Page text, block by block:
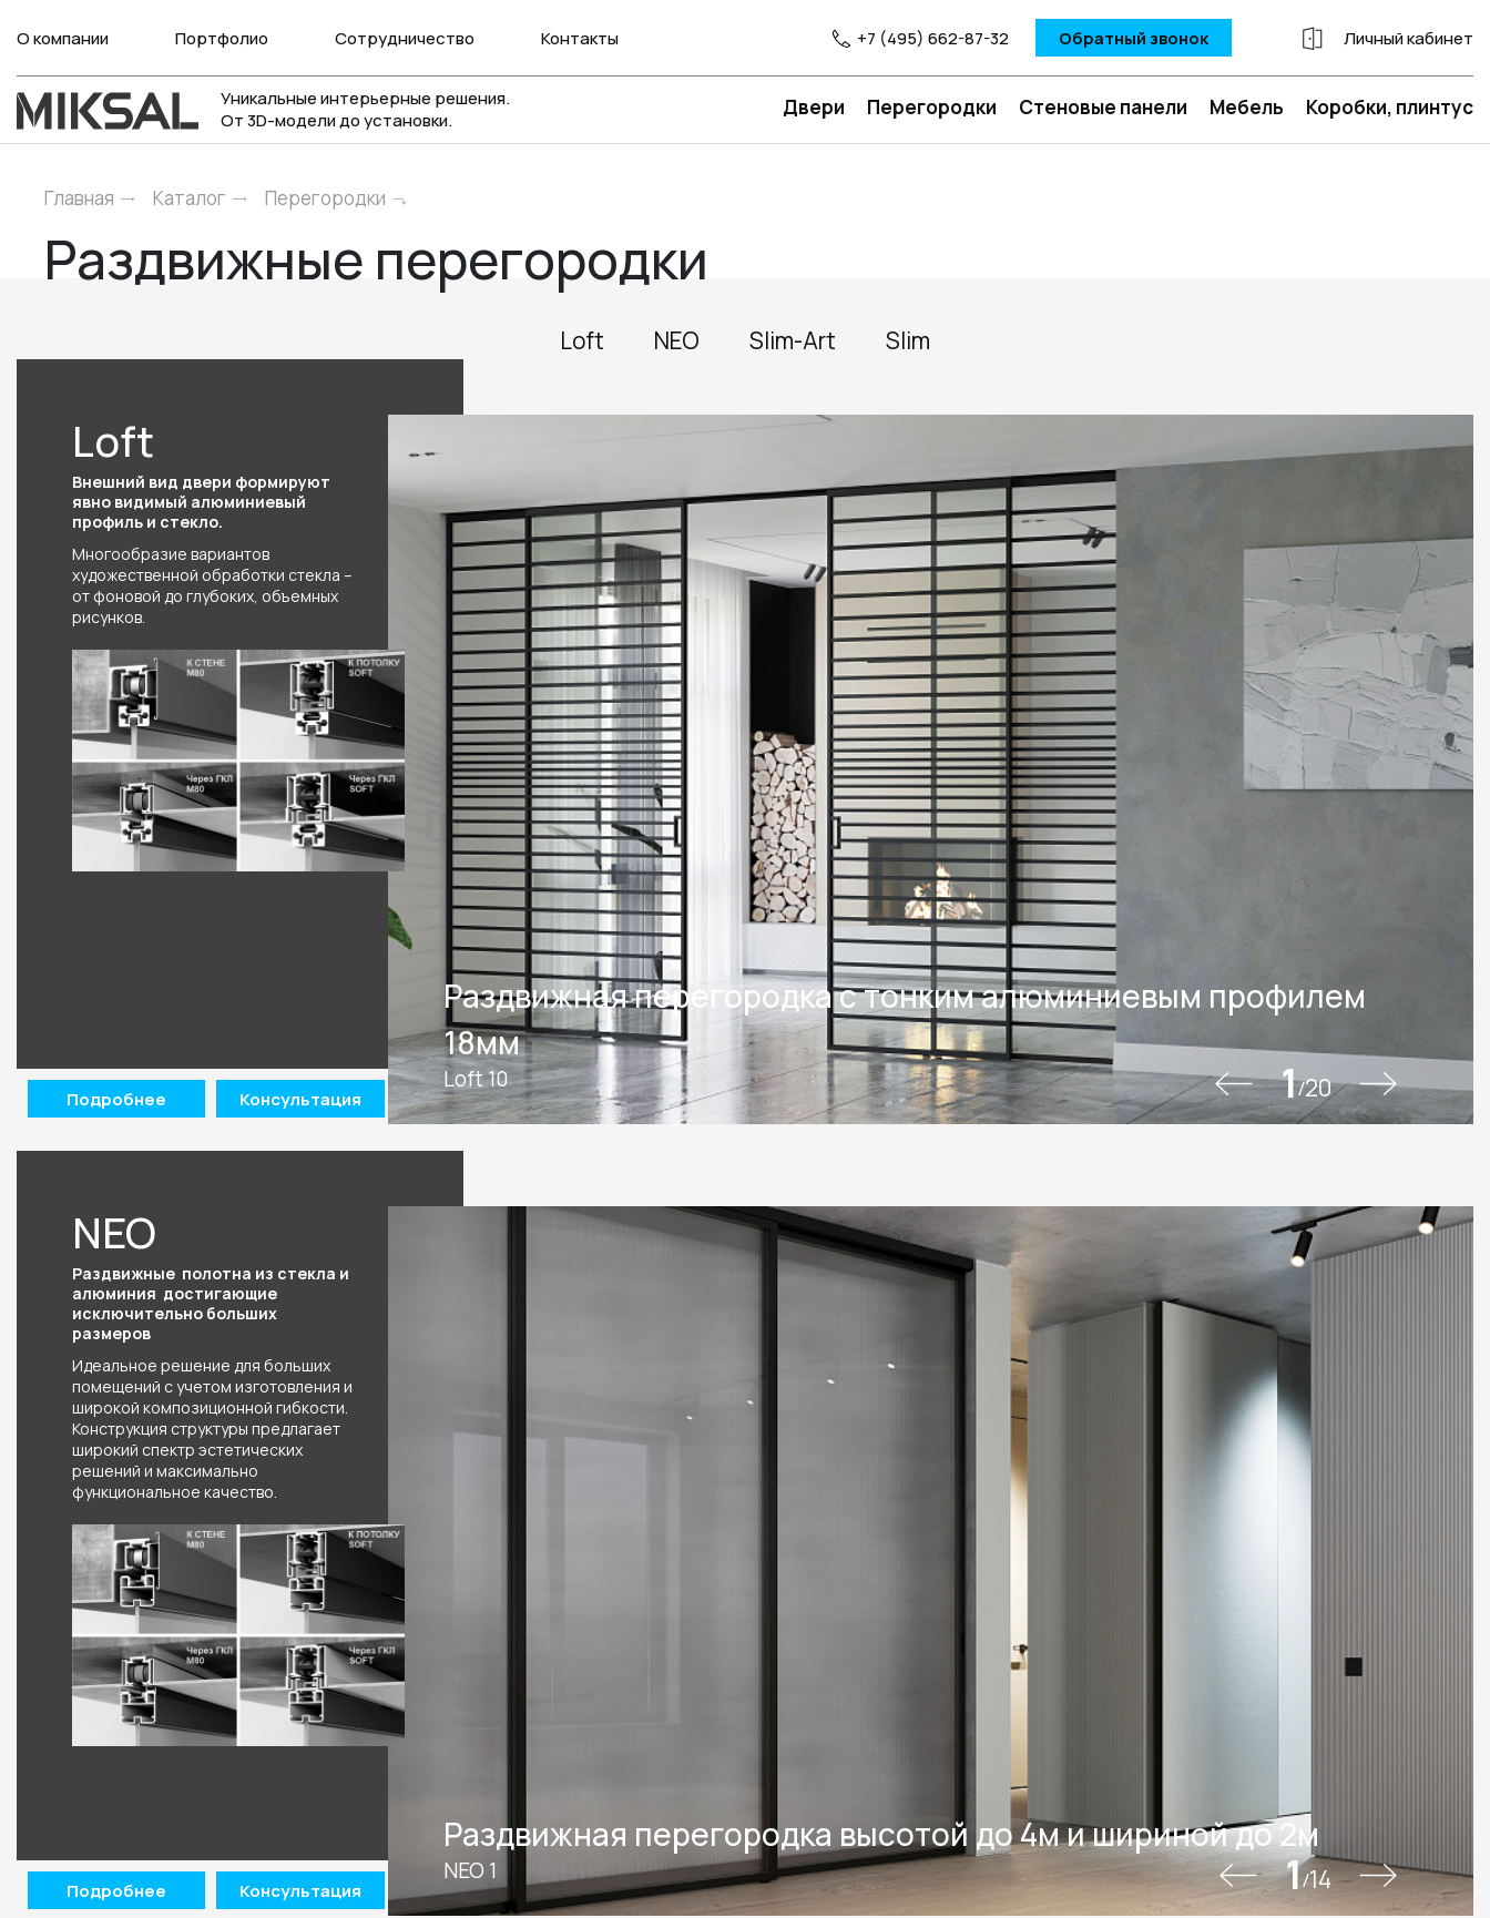
О компании Портфолио Сотрудничество Контакты +7 (495) 662-87-32 Обратный звонок Личный кабинет
Уникальные интерьерные решения.
От 3D-модели до установки.
Двери Перегородки Стеновые панели Мебель Коробки, плинтус
Главная Каталог Перегородки
Раздвижные перегородки
Loft NEO Slim-Art Slim
Loft
Внешний вид двери формируют
явно видимый алюминиевый
профиль и стекло.
Многообразие вариантов
художественной обработки стекла –
от фоновой до глубоких, объемных
рисунков.
Раздвижная перегородка с тонким алюминиевым профилем
18мм
Loft 10 1/20
Подробнее Консультация
NEO
Раздвижные полотна из стекла и
алюминия достигающие
исключительно больших
размеров
Идеальное решение для больших
помещений с учетом изготовления и
широкой композиционной гибкости.
Конструкция структуры предлагает
широкий спектр эстетических
решений и максимально
функциональное качество.
Раздвижная перегородка высотой до 4м и шириной до 2м
NEO 1 1/14
Подробнее Консультация
+7 495 662 87 32
salon@miksal.ru
Белорусская
г. Москва, ул. Бутырский Вал, д. 32
пн-сб 10:00 - 20:00 (вс 10:00 - 19:00)
(9.05 -выходной)
Посмотреть на карте
Телефон: +7 495 662-87-32
Email:salon@miksal.ru